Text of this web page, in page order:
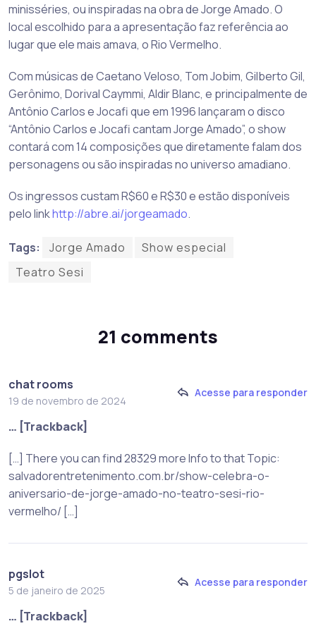
minisséries, ou inspiradas na obra de Jorge Amado. O
local escolhido para a apresentação faz referência ao
lugar que ele mais amava, o Rio Vermelho.
Com músicas de Caetano Veloso, Tom Jobim, Gilberto Gil,
Gerônimo, Dorival Caymmi, Aldir Blanc, e principalmente de
Antônio Carlos e Jocafi que em 1996 lançaram o disco
“Antônio Carlos e Jocafi cantam Jorge Amado”, o show
contará com 14 composições que diretamente falam dos
personagens ou são inspiradas no universo amadiano.
Os ingressos custam R$60 e R$30 e estão disponíveis
pelo linkhttp://abre.ai/jorgeamado.
Tags: Jorge Amado
Show especial
Teatro Sesi
21 comments
chat rooms
19 de novembro de 2024
Acesse para responder
… [Trackback]
[…] There you can find 28329 more Info to that Topic:
salvadorentretenimento.com.br/show-celebra-o-
aniversario-de-jorge-amado-no-teatro-sesi-rio-
vermelho/ […]
pgslot
5 de janeiro de 2025
Acesse para responder
… [Trackback]